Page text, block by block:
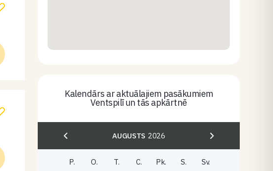
Kalendārs ar aktuālajiem pasākumiem
Ventspilī un tās apkārtnē
AUGUSTS 2026
P. O. T. C. Pk. S. Sv.